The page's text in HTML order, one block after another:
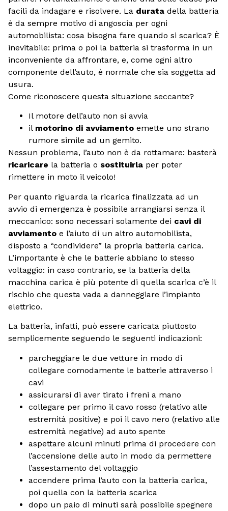
facili da indagare e risolvere. La durata della batteria
è da sempre motivo di angoscia per ogni
automobilista: cosa bisogna fare quando si scarica? È
inevitabile: prima o poi la batteria si trasforma in un
inconveniente da affrontare, e, come ogni altro
componente dell’auto, è normale che sia soggetta ad
usura.
Come riconoscere questa situazione seccante?
Il motore dell’auto non si avvia
il motorino di avviamento emette uno strano
rumore simile ad un gemito.
Nessun problema, l’auto non è da rottamare: basterà
ricaricare la batteria o sostituirla per poter
rimettere in moto il veicolo!
Per quanto riguarda la ricarica finalizzata ad un
avvio di emergenza è possibile arrangiarsi senza il
meccanico: sono necessari solamente dei cavi di
avviamento e l’aiuto di un altro automobilista,
disposto a “condividere” la propria batteria carica.
L’importante è che le batterie abbiano lo stesso
voltaggio: in caso contrario, se la batteria della
macchina carica è più potente di quella scarica c’è il
rischio che questa vada a danneggiare l’impianto
elettrico.
La batteria, infatti, può essere caricata piuttosto
semplicemente seguendo le seguenti indicazioni:
parcheggiare le due vetture in modo di
collegare comodamente le batterie attraverso i
cavi
assicurarsi di aver tirato i freni a mano
collegare per primo il cavo rosso (relativo alle
estremità positive) e poi il cavo nero (relativo alle
estremità negative) ad auto spente
aspettare alcuni minuti prima di procedere con
l’accensione delle auto in modo da permettere
l’assestamento del voltaggio
accendere prima l’auto con la batteria carica,
poi quella con la batteria scarica
dopo un paio di minuti sarà possibile spegnere